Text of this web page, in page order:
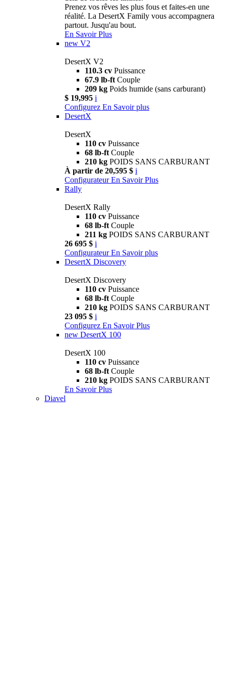
Prenez vos rêves les plus fous et faites-en une
réalité. La DesertX Family vous accompagnera
partout. Jusqu'au bout.
En Savoir Plus
new V2
DesertX V2
110.3 cv Puissance
67.9 lb-ft Couple
209 kg Poids humide (sans carburant)
$ 19,995 i
Configurez En Savoir plus
DesertX
DesertX
110 cv Puissance
68 lb-ft Couple
210 kg POIDS SANS CARBURANT
À partir de 20,595 $ i
Configurateur En Savoir Plus
Rally
DesertX Rally
110 cv Puissance
68 lb-ft Couple
211 kg POIDS SANS CARBURANT
26 695 $ i
Configurateur En Savoir plus
DesertX Discovery
DesertX Discovery
110 cv Puissance
68 lb-ft Couple
210 kg POIDS SANS CARBURANT
23 095 $ i
Configurez En Savoir Plus
new DesertX 100
DesertX 100
110 cv Puissance
68 lb-ft Couple
210 kg POIDS SANS CARBURANT
En Savoir Plus
Diavel